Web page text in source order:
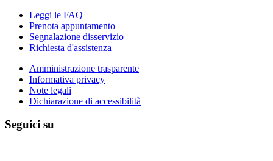
Leggi le FAQ
Prenota appuntamento
Segnalazione disservizio
Richiesta d'assistenza
Amministrazione trasparente
Informativa privacy
Note legali
Dichiarazione di accessibilità
Seguici su